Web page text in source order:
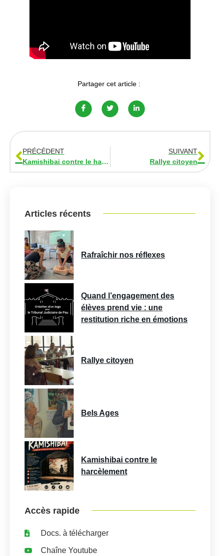
Partager cet article :
PRÉCÉDENT
Kamishibai contre le harcèlement
SUIVANT
Rallye citoyen
Articles récents
Rafraîchir nos réflexes
Quand l’engagement des
élèves prend vie : une
restitution riche en émotions
Rallye citoyen
Bels Ages
Kamishibai contre le
harcèlement
Accès rapide
Docs. à télécharger
Chaîne Youtube